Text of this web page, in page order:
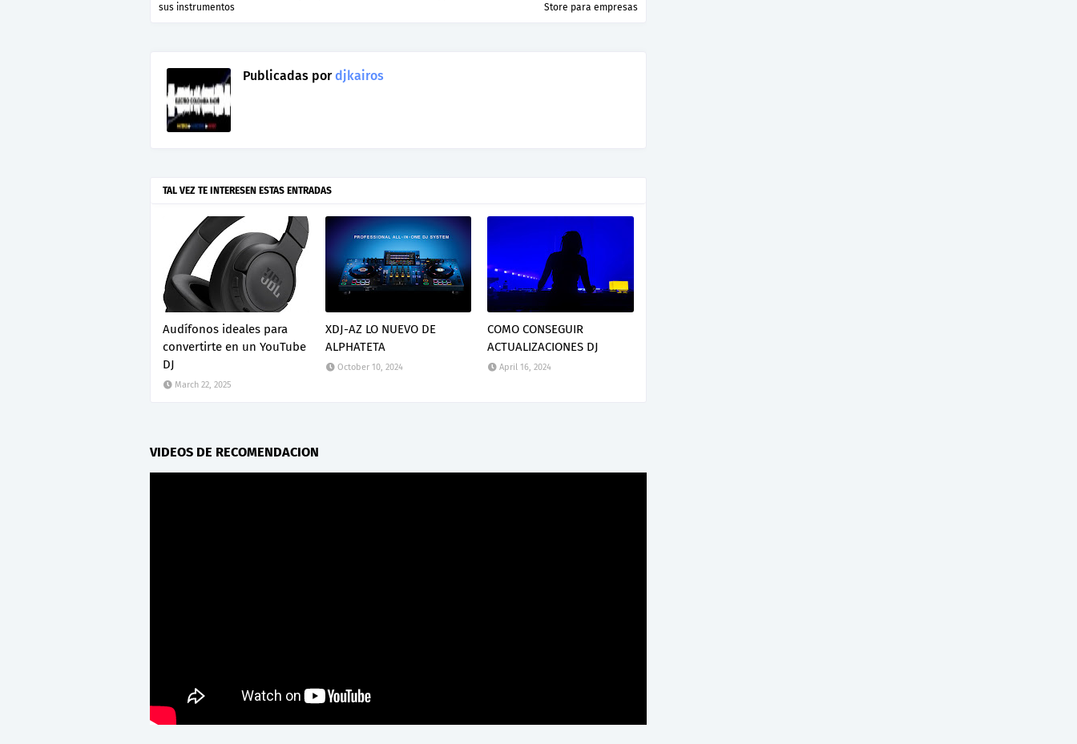
Store para empresas
sus instrumentos
Publicadas pordjkairos
TAL VEZ TE INTERESEN ESTAS ENTRADAS
Audífonos ideales para
convertirte en un YouTube
DJ
March 22, 2025
XDJ-AZ LO NUEVO DE
ALPHATETA
October 10, 2024
COMO CONSEGUIR
ACTUALIZACIONES DJ
April 16, 2024
VIDEOS DE RECOMENDACION